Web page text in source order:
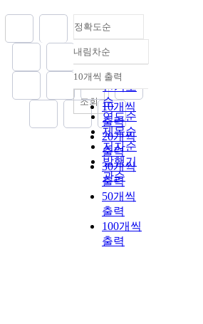
정확도순
정확도
순
인기도
순
연도순
제목순
저자순
발행기
관순
내림차순
내림차순
10개씩 출력
10개씩
출력
20개씩
출력
30개씩
출력
50개씩
출력
100개씩
출력
조회